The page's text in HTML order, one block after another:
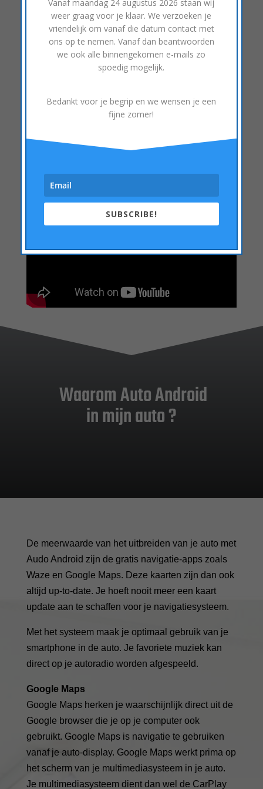
Carplay
Android Auto
Bluetooth bellen en streaming
Ook mogelijk in auto met 1 din radio, in hoogte
te verstellen afgestemd om het dashboard.
Waarom Auto Android
in mijn auto ?
De meerwaarde van het uitbreiden van je auto met
Audo Android zijn de gratis navigatie-apps zoals
Waze en Google Maps. Deze kaarten zijn dan ook
altijd up-to-date. Je hoeft nooit meer een kaart
update aan te schaffen voor je navigatiesysteem.
Met het systeem maak je optimaal gebruik van je
smartphone in de auto. Je favoriete muziek kan
direct op je autoradio worden afgespeeld.
Google Maps
Google Maps herken je waarschijnlijk direct uit de
Google browser die je op je computer ook
gebruikt. Google Maps is navigatie te gebruiken
vanaf je auto-display. Google Maps werkt prima op
het scherm van je multimediasysteem in je auto.
Je multimediasysteem dient dan wel de CarPlay
Vanaf maandag 24 augustus 2026 staan wij
weer graag voor je klaar. We verzoeken je
vriendelijk om vanaf die datum contact met
ons op te nemen. Vanaf dan beantwoorden
we ook alle binnengekomen e-mails zo
spoedig mogelijk.
Bedankt voor je begrip en we wensen je een
fijne zomer!
SUBSCRIBE!